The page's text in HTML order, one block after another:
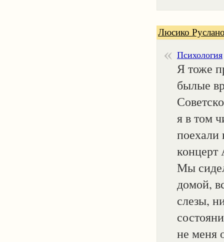
Люсико
Психология
Я тоже
былые
я в том
поехали
концерт
Мы
домой,
слезы,
не меня